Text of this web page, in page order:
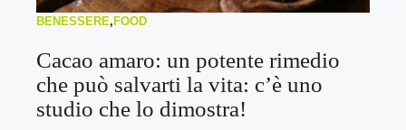
BENESSERE,FOOD
Cacao amaro: un potente rimedio
che può salvarti la vita: c’è uno
studio che lo dimostra!